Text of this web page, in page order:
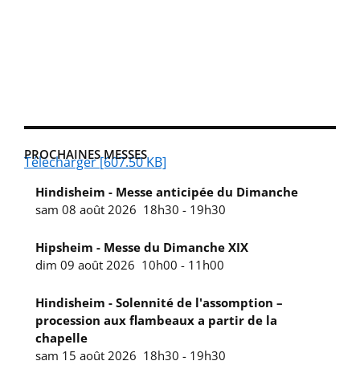
PROCHAINES MESSES
Hindisheim - Messe anticipée du Dimanche
sam 08 août 2026 18h30 - 19h30
Hipsheim - Messe du Dimanche XIX
dim 09 août 2026 10h00 - 11h00
Hindisheim - Solennité de l'assomption –
procession aux flambeaux a partir de la
chapelle
sam 15 août 2026 18h30 - 19h30
Télécharger [607.50 KB]